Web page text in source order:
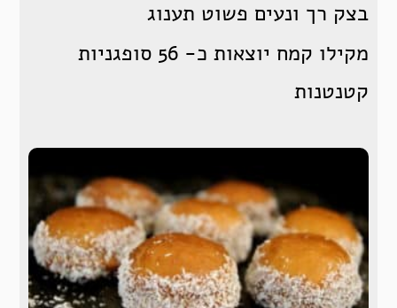
בצק רך ונעים פשוט תענוג
מקילו קמח יוצאות כ- 56 סופגניות
קטנטנות